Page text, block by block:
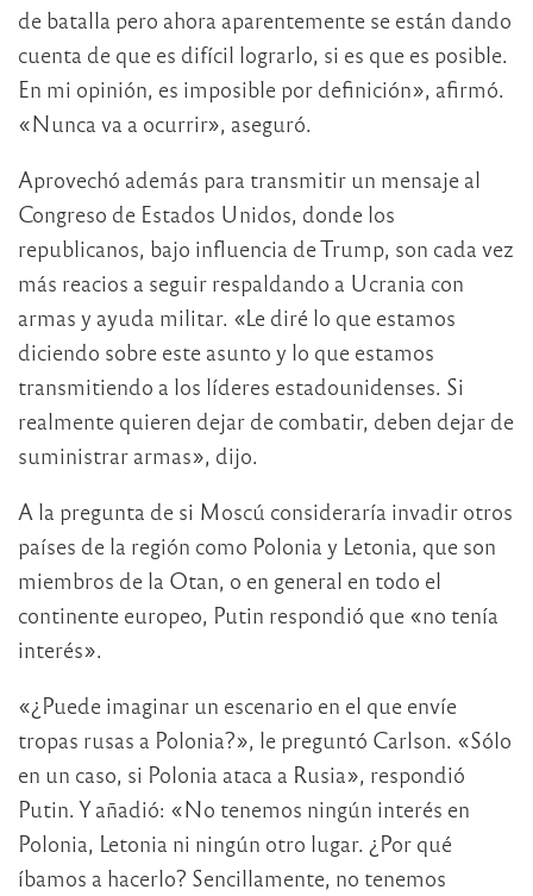
de batalla pero ahora aparentemente se están dando
cuenta de que es difícil lograrlo, si es que es posible.
En mi opinión, es imposible por definición», afirmó.
«Nunca va a ocurrir», aseguró.
Aprovechó además para transmitir un mensaje al
Congreso de Estados Unidos, donde los
republicanos, bajo influencia de Trump, son cada vez
más reacios a seguir respaldando a Ucrania con
armas y ayuda militar. «Le diré lo que estamos
diciendo sobre este asunto y lo que estamos
transmitiendo a los líderes estadounidenses. Si
realmente quieren dejar de combatir, deben dejar de
suministrar armas», dijo.
A la pregunta de si Moscú consideraría invadir otros
países de la región como Polonia y Letonia, que son
miembros de la Otan, o en general en todo el
continente europeo, Putin respondió que «no tenía
interés».
«¿Puede imaginar un escenario en el que envíe
tropas rusas a Polonia?», le preguntó Carlson. «Sólo
en un caso, si Polonia ataca a Rusia», respondió
Putin. Y añadió: «No tenemos ningún interés en
Polonia, Letonia ni ningún otro lugar. ¿Por qué
íbamos a hacerlo? Sencillamente, no tenemos